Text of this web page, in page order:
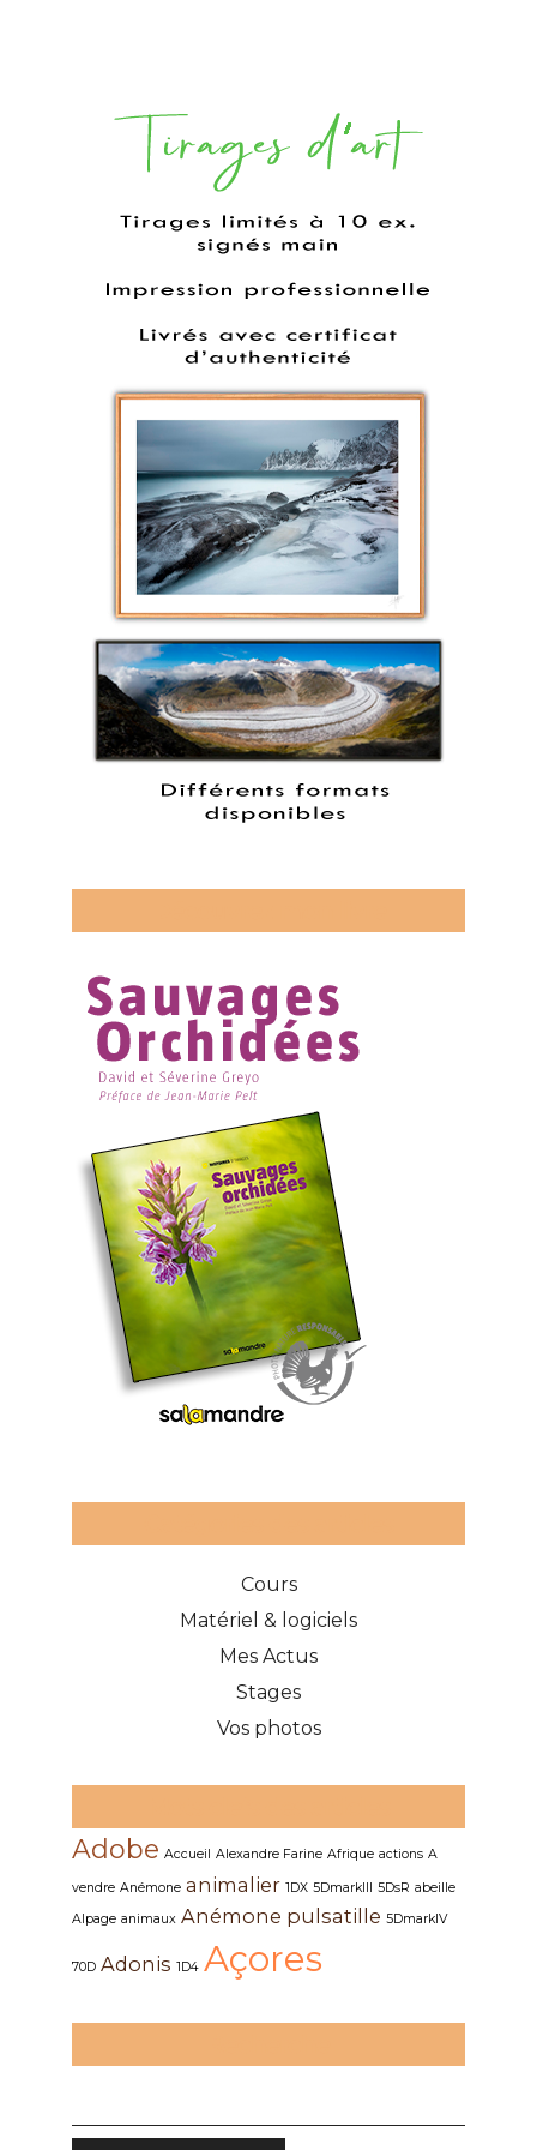
Cours
Matériel & logiciels
Mes Actus
Stages
Vos photos
Adobe Accueil Alexandre Farine Afrique actions A
vendre Anémone animalier 1DX 5DmarkIII 5DsR abeille
Alpage animaux Anémone pulsatille 5DmarkIV
70D Adonis 1D4 Açores